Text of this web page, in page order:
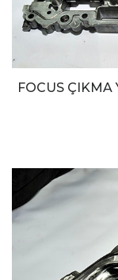
FOCUS ÇIKMA